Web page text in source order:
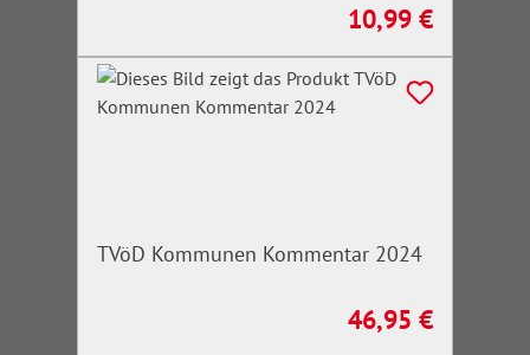
Regulärer Preis:
10,99 €
TVöD Kommunen Kommentar 2024
Regulärer Preis:
46,95 €